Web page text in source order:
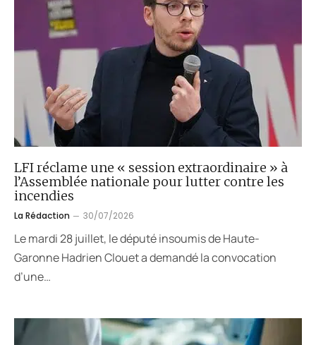
LFI réclame une « session extraordinaire » à
l’Assemblée nationale pour lutter contre les
incendies
La Rédaction 30/07/2026
Le mardi 28 juillet, le député insoumis de Haute-
Garonne Hadrien Clouet a demandé la convocation
d’une…